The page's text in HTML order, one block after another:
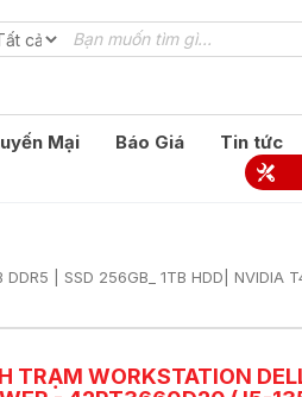
Mại Báo Giá Tin tức
| SSD 256GB_ 1TB HDD| NVIDIA
TRẠM WORKSTATION